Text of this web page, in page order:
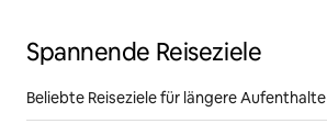
Spannende Reiseziele
Beliebte Reiseziele für längere Aufenthalte